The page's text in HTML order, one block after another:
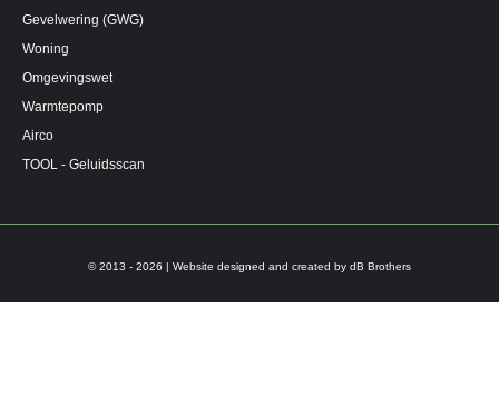
Gevelwering (GWG)
Woning
Omgevingswet
Warmtepomp
Airco
TOOL - Geluidsscan
© 2013 - 2026 | Website designed and created by dB Brothers